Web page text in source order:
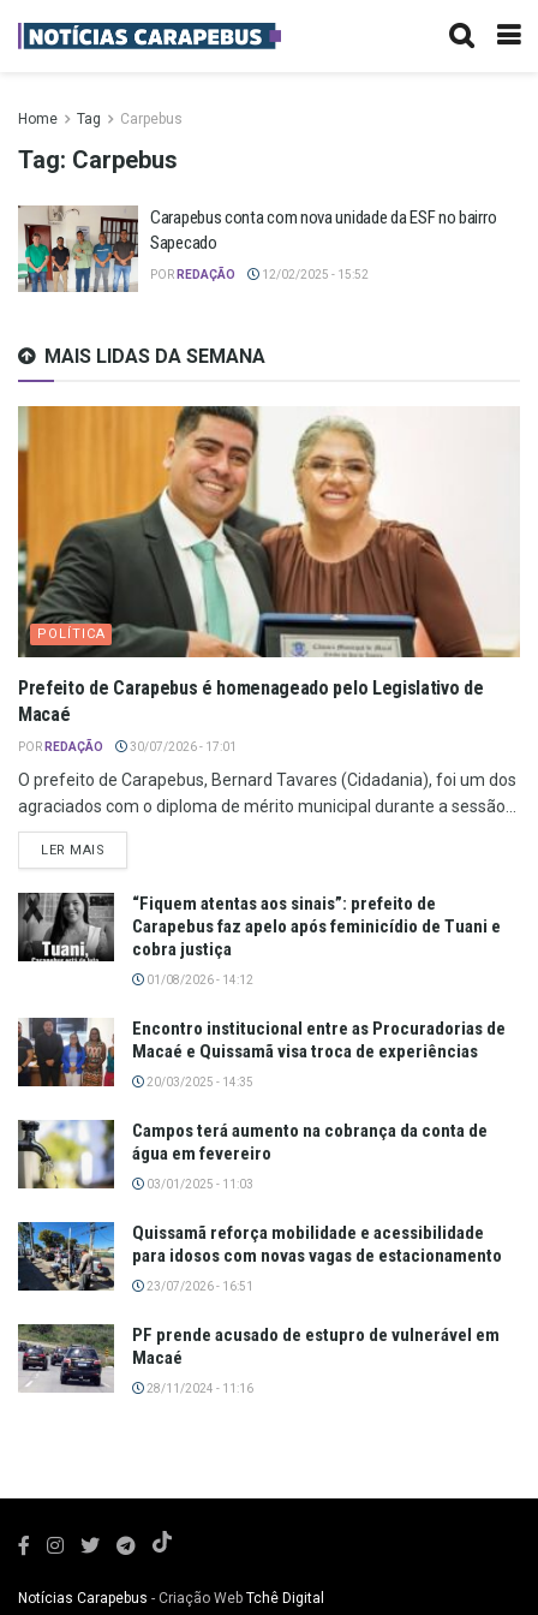
Home Tag Carpebus
Tag: Carpebus
Carapebus conta com nova unidade da ESF no bairro
Sapecado
POR REDAÇÃO 12/02/2025 - 15:52
MAIS LIDAS DA SEMANA
POLÍTICA
Prefeito de Carapebus é homenageado pelo Legislativo de
Macaé
POR REDAÇÃO 30/07/2026 - 17:01
O prefeito de Carapebus, Bernard Tavares (Cidadania), foi um dos
agraciados com o diploma de mérito municipal durante a sessão...
LER MAIS
“Fiquem atentas aos sinais”: prefeito de
Carapebus faz apelo após feminicídio de Tuani e
cobra justiça
01/08/2026 - 14:12
Encontro institucional entre as Procuradorias de
Macaé e Quissamã visa troca de experiências
20/03/2025 - 14:35
Campos terá aumento na cobrança da conta de
água em fevereiro
03/01/2025 - 11:03
Quissamã reforça mobilidade e acessibilidade
para idosos com novas vagas de estacionamento
23/07/2026 - 16:51
PF prende acusado de estupro de vulnerável em
Macaé
28/11/2024 - 11:16
Notícias Carapebus - Criação Web Tchê Digital